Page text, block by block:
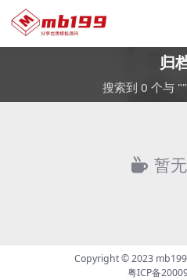
归
搜索到 0 个与
暂
Copyright © 2023 mb199
粤ICP备